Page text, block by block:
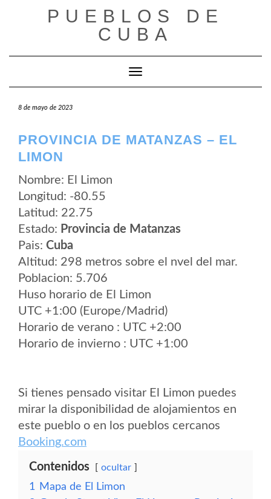
PUEBLOS DE
CUBA
Cambiar modo de navegación
8 de mayo de 2023
PROVINCIA DE MATANZAS – EL
LIMON
Nombre: El Limon
Longitud: -80.55
Latitud: 22.75
Estado: Provincia de Matanzas
Pais: Cuba
Altitud: 298 metros sobre el nvel del mar.
Poblacion: 5.706
Huso horario de El Limon
UTC +1:00 (Europe/Madrid)
Horario de verano : UTC +2:00
Horario de invierno : UTC +1:00
Si tienes pensado visitar El Limon puedes
mirar la disponibilidad de alojamientos en
este pueblo o en los pueblos cercanos
Booking.com
Contenidos ocultar
1
Mapa de El Limon